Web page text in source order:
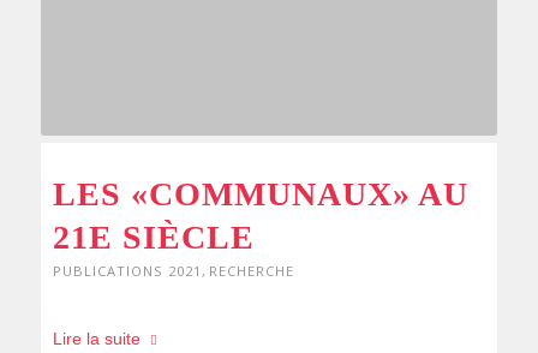
LES «COMMUNAUX» AU
21E SIÈCLE
PUBLICATIONS 2021 , RECHERCHE
Lire la suite